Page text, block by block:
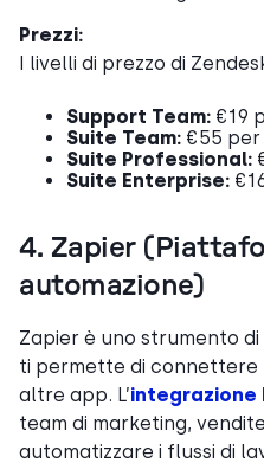
Prezzi:
I livelli di prezzo di
Support Team: €19
Suite Team: €55
Suite Professional:
Suite Enterprise:
4. Zapier
automazione)
Zapier è uno strumento
ti permette di connettere
altre app. L’integrazione
team di marketing,
automatizzare i flussi di